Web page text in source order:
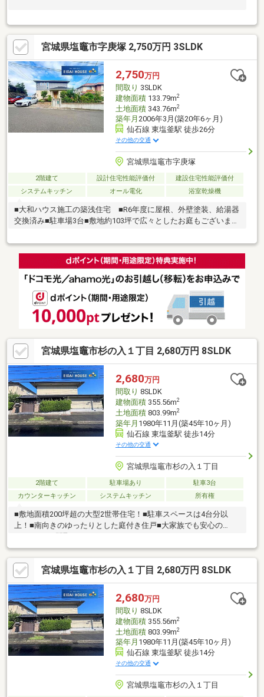
宮城県塩竈市字庚塚 2,750万円 3SLDK
2,750万円
間取り 3SLDK
建物面積133.79m2
土地面積343.76m2
築年月 2006年3月(築20年6ヶ月)
仙石線 東塩釜駅 徒歩26分
その他の交通
宮城県塩竈市字庚塚
2階建て 設計住宅性能評価付
建設住宅性能評価付
システムキッチン
オール電化 浴室乾燥機
■大和ハウス施工の築浅住宅 ■R6年度に屋根、外壁塗装、給湯器
交換済み■駐車場3台■敷地約103坪で広々としたお庭もございま
宮城県塩竈市杉の入１丁目 2,680万円 8SLDK
2,680万円
間取り 8SLDK
建物面積355.56m2
土地面積803.99m2
築年月 1980年11月(築45年10ヶ月)
仙石線 東塩釜駅 徒歩14分
その他の交通
宮城県塩竈市杉の入１丁目
2階建て 駐車場あり
駐車3台
カウンターキッチン
システムキッチン 所有権
■敷地面積200坪超の大型2世帯住宅！■駐車スペースは4台分以
上！■南向きのゆったりとした庭付き住戸■大家族でも安心の
8LDDKKSの間取り
宮城県塩竈市杉の入１丁目 2,680万円 8SLDK
2,680万円
間取り 8SLDK
建物面積355.56m2
土地面積803.99m2
築年月 1980年11月(築45年10ヶ月)
仙石線 東塩釜駅 徒歩14分
その他の交通
宮城県塩竈市杉の入１丁目